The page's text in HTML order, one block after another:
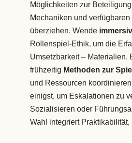
Möglichkeiten zur
Mechaniken und
überziehen. Wende
Rollenspiel-Ethik, um die
Umsetzbarkeit –
frühzeitig Methoden zur
und Ressourcen
einigst, um Eskalationen zu
Sozialisieren oder
Wahl integriert